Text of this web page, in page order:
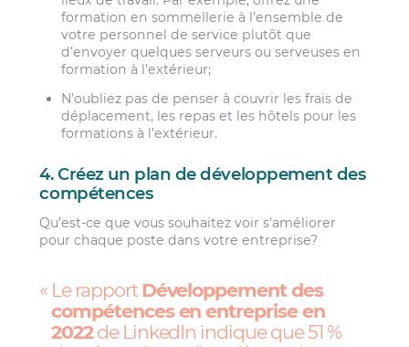
formation en sommellerie à l’ensemble de
votre personnel de service plutôt que
d’envoyer quelques serveurs ou serveuses en
formation à l’extérieur;
N’oubliez pas de penser à couvrir les frais de
déplacement, les repas et les hôtels pour les
formations à l’extérieur.
4. Créez un plan de développement des
compétences
Qu’est-ce que vous souhaitez voir s’améliorer
pour chaque poste dans votre entreprise?
Le rapportDéveloppement des
compétences en entreprise en
2022de LinkedIn indique que 51 %